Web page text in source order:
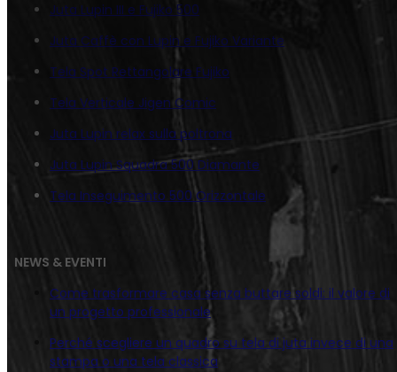
Juta Lupin III e Fujiko 500
Juta Caffè con Lupin e Fujiko Variante
Tela Spot Rettangolare Fujiko
Tela Verticale Jigen Comic
Juta Lupin relax sulla poltrona
Juta Lupin Squadra 500 Diamante
Tela Inseguimento 500 Orizzontale
NEWS & EVENTI
Come trasformare casa senza buttare soldi: il valore di
un progetto professionale
Perché scegliere un quadro su tela di juta invece di una
stampa o una tela classica